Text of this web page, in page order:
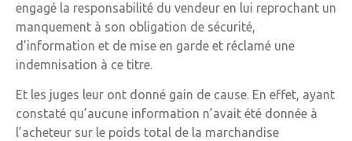
engagé la responsabilité du vendeur en lui reprochant un
manquement à son obligation de sécurité,
d’information et de mise en garde et réclamé une
indemnisation à ce titre.
Et les juges leur ont donné gain de cause. En effet, ayant
constaté qu’aucune information n’avait été donnée à
l’acheteur sur le poids total de la marchandise